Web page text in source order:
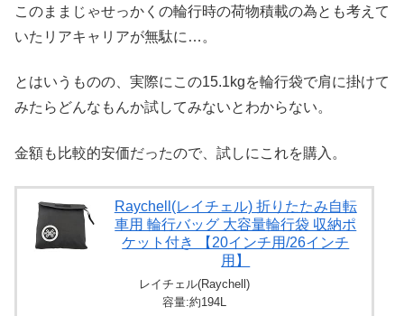
このままじゃせっかくの輪行時の荷物積載の為とも考えて
いたリアキャリアが無駄に…。
とはいうものの、実際にこの15.1kgを輪行袋で肩に掛けて
みたらどんなもんか試してみないとわからない。
金額も比較的安価だったので、試しにこれを購入。
Raychell(レイチェル) 折りたたみ自転
車用 輪行バッグ 大容量輪行袋 収納ポ
ケット付き 【20インチ用/26インチ
用】
レイチェル(Raychell)
容量:約194L